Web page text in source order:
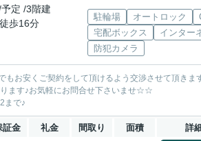
定 /3階建
歩16分
駐輪場 オートロック
宅配ボックス
インター
防犯カメラ
お安くご契約をして頂けるよう交渉させて頂きま
ります♪お気軽にお問合せ下さいませ☆☆
まで♪
証金 礼金 間取り 面積 詳